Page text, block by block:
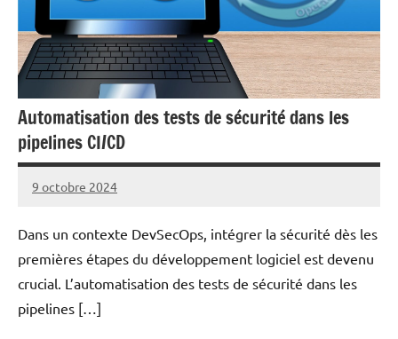
Automatisation des tests de sécurité dans les
pipelines CI/CD
9 octobre 2024
nohackme
Aucun
Dans un contexte DevSecOps, intégrer la sécurité dès les
premières étapes du développement logiciel est devenu
crucial. L’automatisation des tests de sécurité dans les
pipelines […]